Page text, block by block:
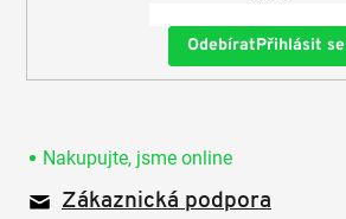
Přihlásit se
Nakupujte, jsme online
Zákaznická podpora